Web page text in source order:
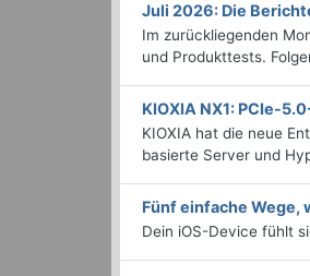
Juli 2026: Die
Im zurückliegenden
und Produkttests.
KIOXIA NX1: PCIe-
KIOXIA hat die neue
basierte Server und
Fünf einfache Wege,
Dein iOS-Device fühlt